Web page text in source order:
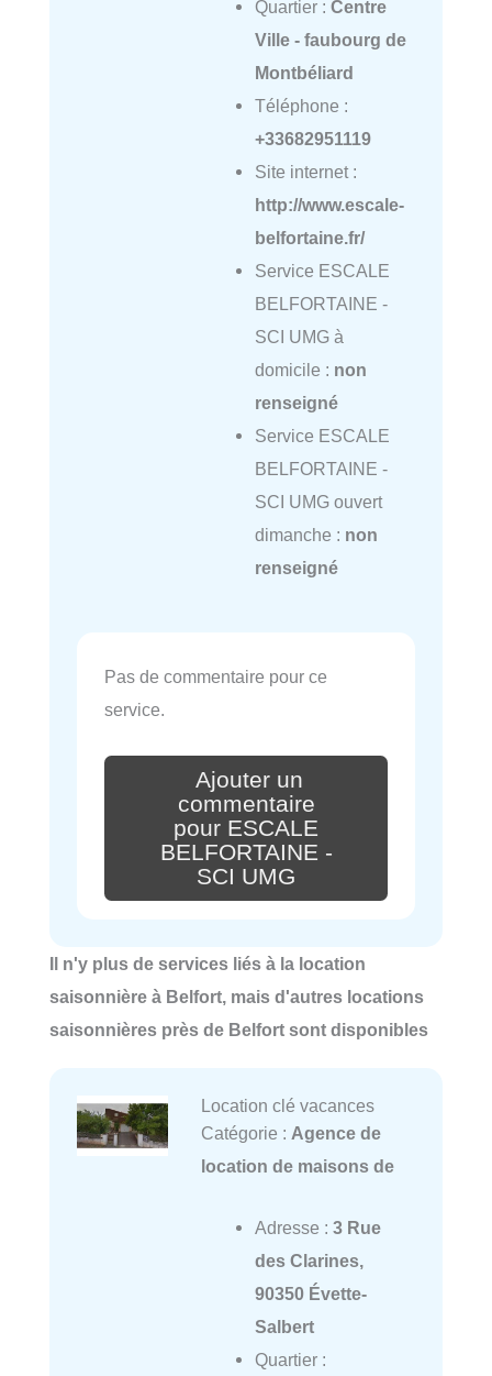
Quartier : Centre
Ville - faubourg de
Montbéliard
Téléphone :
+33682951119
Site internet :
http://www.escale-
belfortaine.fr/
Service ESCALE
BELFORTAINE -
SCI UMG à
domicile : non
renseigné
Service ESCALE
BELFORTAINE -
SCI UMG ouvert
dimanche : non
renseigné
Pas de commentaire pour ce
service.
Ajouter un
commentaire
pour ESCALE
BELFORTAINE -
SCI UMG
Il n'y plus de services liés à la location
saisonnière à Belfort, mais d'autres locations
saisonnières près de Belfort sont disponibles
Location clé vacances
Catégorie : Agence de
location de maisons de
Adresse : 3 Rue
des Clarines,
90350 Évette-
Salbert
Quartier :